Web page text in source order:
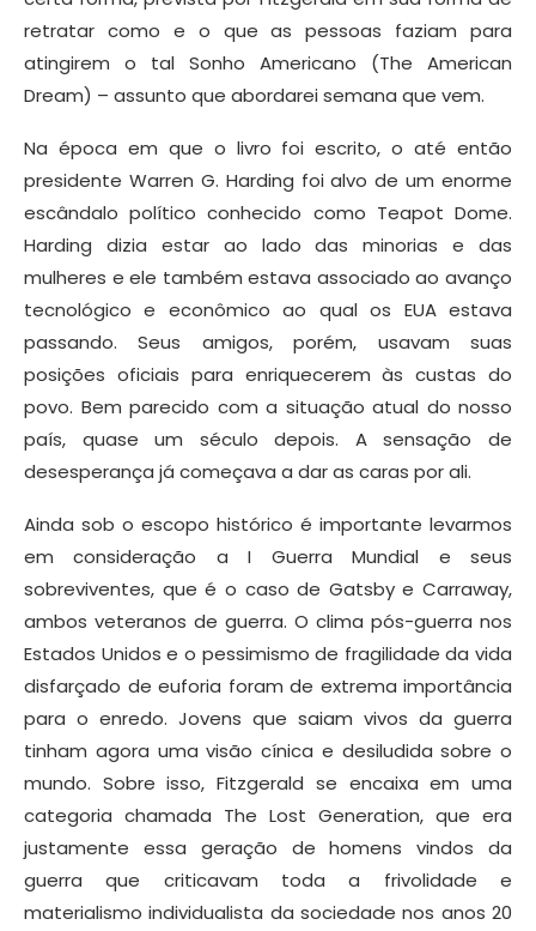
retratar como e o que as pessoas faziam para
atingirem o tal Sonho Americano (The American
Dream) – assunto que abordarei semana que vem.
Na época em que o livro foi escrito, o até então
presidente Warren G. Harding foi alvo de um enorme
escândalo político conhecido como Teapot Dome.
Harding dizia estar ao lado das minorias e das
mulheres e ele também estava associado ao avanço
tecnológico e econômico ao qual os EUA estava
passando. Seus amigos, porém, usavam suas
posições oficiais para enriquecerem às custas do
povo. Bem parecido com a situação atual do nosso
país, quase um século depois. A sensação de
desesperança já começava a dar as caras por ali.
Ainda sob o escopo histórico é importante levarmos
em consideração a I Guerra Mundial e seus
sobreviventes, que é o caso de Gatsby e Carraway,
ambos veteranos de guerra. O clima pós-guerra nos
Estados Unidos e o pessimismo de fragilidade da vida
disfarçado de euforia foram de extrema importância
para o enredo. Jovens que saiam vivos da guerra
tinham agora uma visão cínica e desiludida sobre o
mundo. Sobre isso, Fitzgerald se encaixa em uma
categoria chamada The Lost Generation, que era
justamente essa geração de homens vindos da
guerra que criticavam toda a frivolidade e
materialismo individualista da sociedade nos anos 20